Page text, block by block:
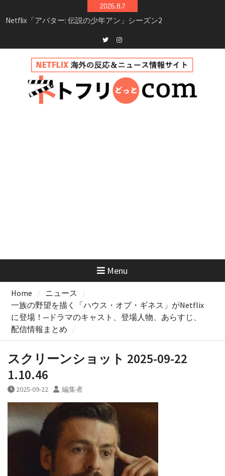
to
2026.8.7
シーズン3最新情報
Netflix映画「ボイスメールで恋をして」キャス
イッチ主演ロマコメ
新決定！2027年撮影開始へ
兄弟大騒動のコメディ映画「リトル・ブラザ
ー」がNetflixで配信！─キャスト・あらすじ・
見どころまとめ
Twitterinstagram
Menu
Home
ニュース
一族の野望を描く「ハウス・オブ・ギネス」がNetflix
に登場！─ドラマのキャスト、登場人物、あらすじ、
配信情報まとめ
スクリーンショット 2025-09-22
1.10.46
2025-09-22 編集者